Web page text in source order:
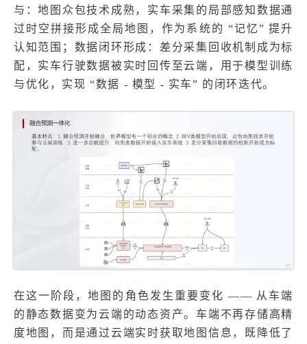
与：地图众包技术成熟，实车采集的局部感知数据通
过时空拼接形成全局地图，作为系统的 “记忆” 提升
认知范围；数据闭环形成：差分采集回收机制成为标
配，实车行驶数据被实时回传至云端，用于模型训练
与优化，实现 “数据 - 模型 - 实车” 的闭环迭代。
在这一阶段，地图的角色发生重要变化 —— 从车端
的静态数据变为云端的动态资产。车端不再存储高精
度地图，而是通过云端实时获取地图信息，既降低了